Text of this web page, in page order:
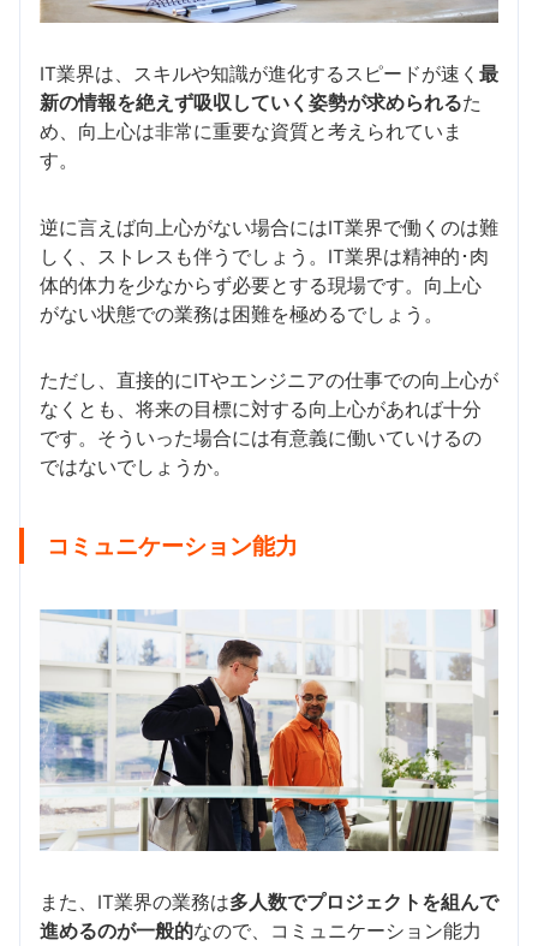
IT業界は、スキルや知識が進化するスピードが速く 最
新の情報を絶えず吸収していく姿勢が求められるた
め、向上心は非常に重要な資質と考えられていま
す。
逆に言えば向上心がない場合にはIT業界で働くのは難
しく、ストレスも伴うでしょう。IT業界は精神的･肉
体的体力を少なからず必要とする現場です。向上心
がない状態での業務は困難を極めるでしょう。
ただし、直接的にITやエンジニアの仕事での向上心が
なくとも、将来の目標に対する向上心があれば十分
です。そういった場合には有意義に働いていけるの
ではないでしょうか。
コミュニケーション能力
また、IT業界の業務は多人数でプロジェクトを組んで
進めるのが一般的なので、コミュニケーション能力